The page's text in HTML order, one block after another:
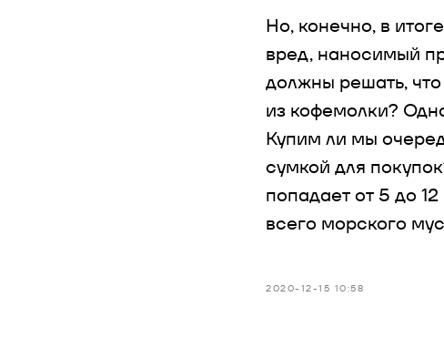
Но, конечно, в
вред, наносимый
должны решать,
из кофемолки?
Купим ли мы
сумкой для
попадает от 5 до
всего морского
2020-12-15 10:58